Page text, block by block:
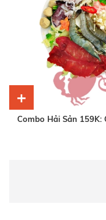
+
Combo Hải Sản 159K: